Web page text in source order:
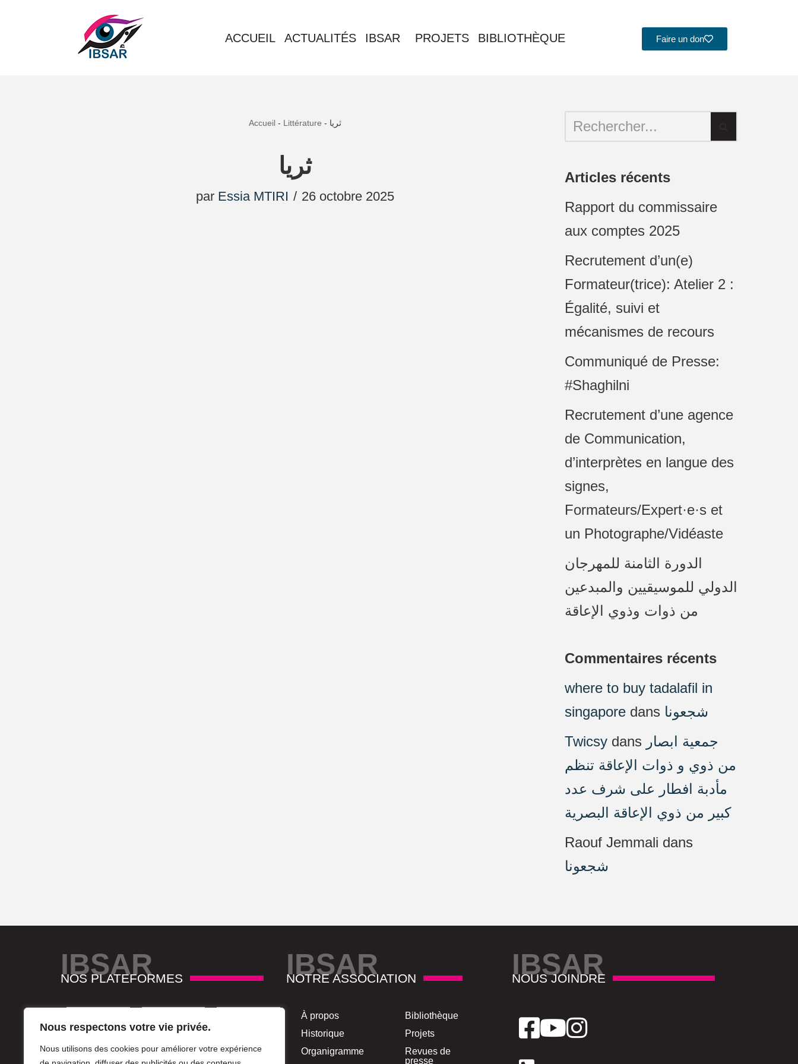
Nous respectons votre vie privée.
Nous utilisons des cookies pour améliorer votre expérience
ACCUEIL ACTUALITÉS IBSAR PROJETS BIBLIOTHÈQUE Faire un don
Accueil- Littérature - ثريا
ثريا
par Essia MTIRI 26 octobre 2025
Articles récents
Rapport du commissaire
aux comptes 2025
Recrutement d’un(e)
Formateur(trice): Atelier 2 :
Égalité, suivi et
mécanismes de recours
Communiqué de Presse:
#Shaghilni
Recrutement d’une agence
de Communication,
d’interprètes en langue des
signes,
Formateurs/Expert·e·s et
un Photographe/Vidéaste
الدورة الثامنة للمهرجان
الدولي للموسيقيين والمبدعين
من ذوات وذوي الإعاقة
Commentaires récents
where to buy tadalafil in
singapore dans شجعونا
Twicsy dans جمعية ابصار
من ذوي و ذوات الإعاقة تنظم
مأدبة افطار على شرف عدد
كبير من ذوي الإعاقة البصرية
Raouf Jemmali dans
شجعونا
IBSAR
NOS PLATEFORMES IBSAR
NOTRE ASSOCIATION
À propos
Historique
Organigramme
Bibliothèque
Projets
Revues de
presse
IBSAR
NOUS JOINDRE